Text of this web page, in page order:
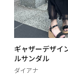
ギャザーデザイ
ルサンダル
ダイアナ